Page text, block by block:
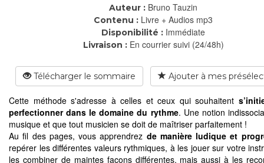
Auteur : Bruno Tauzin
Contenu : Livre + Audios mp3
Disponibilité : Immédiate
Livraison : En courrier suivi (24/48h)
Télécharger le sommaire Ajouter à mes
Cette méthode s'adresse à celles et ceux qui souhaitent
perfectionner dans le domaine du rythme. Une notion
musique et que tout musicien se doit de maîtriser parfaitement !
Au fil des pages, vous apprendrez de manière ludique et
repérer les différentes valeurs rythmiques, à les jouer sur votre
les combiner de maintes façons différentes, mais aussi à les